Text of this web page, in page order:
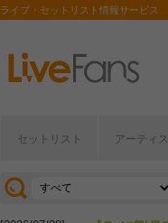
ライブ・セットリスト情報サービス
セットリスト アーティ
[2026/04/27] 【フェス特